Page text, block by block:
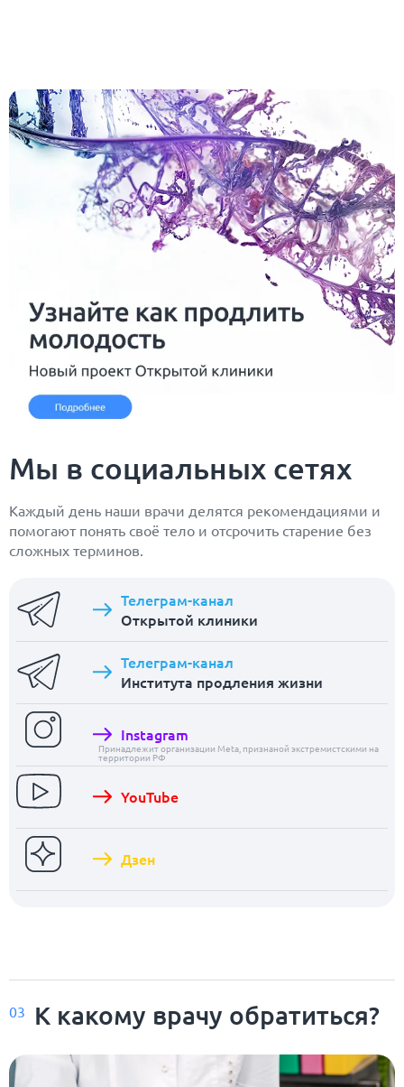
Мы в социальных сетях
Каждый день наши врачи делятся рекомендациями и
помогают понять своё тело и отсрочить старение без
сложных терминов.
Телеграм-канал
Открытой клиники
Телеграм-канал
Института продления жизни
Instagram
Принадлежит организации Meta, признаной экстремистскими на
территории РФ
YouTube
Дзен
03 К какому врачу обратиться?